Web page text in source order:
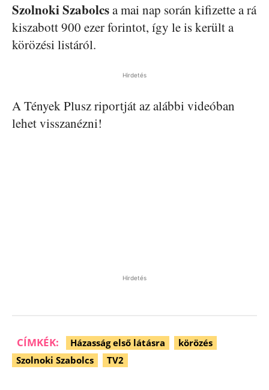
Szolnoki Szabolcsa mai nap során kifizette a rá
kiszabott 900 ezer forintot, így le is került a
körözési listáról.
Hirdetés
A Tények Plusz riportját az alábbi videóban
lehet visszanézni!
Hirdetés
CÍMKÉK: Házasság első látásra
körözés
Szolnoki Szabolcs
TV2